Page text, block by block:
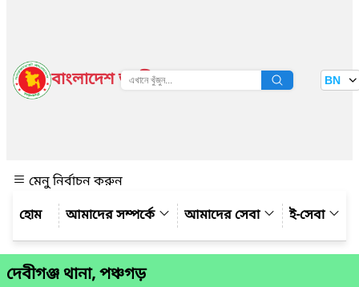
বাংলাদেশ জাতীয় তথ্য বাতায়ন BN
মেনু নির্বাচন করুন
আমাদের সম্পর্কে
আমাদের সেবা ই-সেবা
দেবীগঞ্জ থানা, পঞ্চগড়